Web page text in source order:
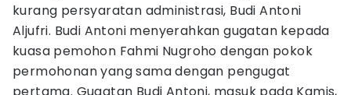
kurang persyaratan administrasi, Budi Antoni
Aljufri. Budi Antoni menyerahkan gugatan kepada
kuasa pemohon Fahmi Nugroho dengan pokok
permohonan yang sama dengan pengugat